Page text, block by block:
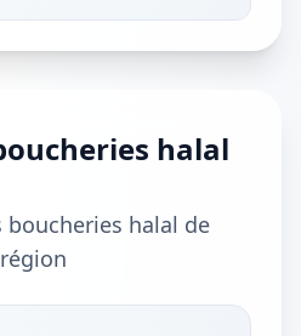
halal
boucheries halal de